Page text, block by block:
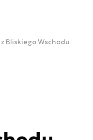
Bliskiego Wschodu